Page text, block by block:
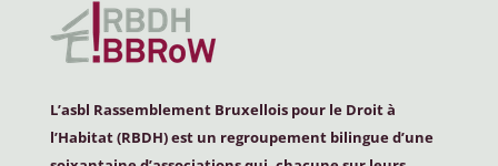
L’asbl Rassemblement Bruxellois pour le Droit à
l’Habitat (RBDH) est un regroupement bilingue d’une